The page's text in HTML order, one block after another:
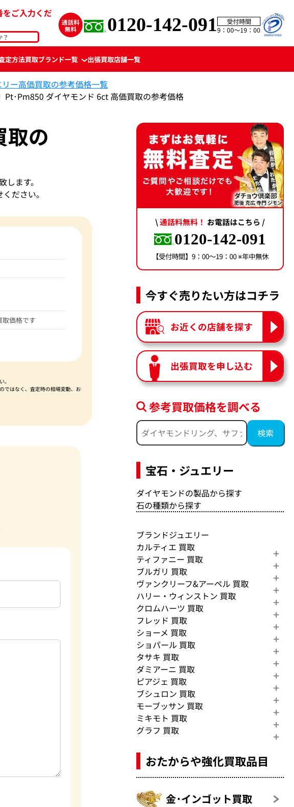
をご入力くだ
0120-142-091
受付時間
9：00〜19：00
定方法買取ブランド一覧 出張買取店舗一覧
ー高価買取の参考価格一覧
Pt･Pm850 ダイヤモンド 6ct 高価買取の参考価格
の
ます。
ださい。
取価格です
。
ではなく、査定時の相場変動、お
\通話料無料！ お電話はこちら /
0120-142-091
【受付時間】9：00〜19：00 ※年中無休
今すぐ売りたい方はコチラ
お近くの店舗を探す
出張買取を申し込む
参考買取価格を調べる
宝石・ジュエリー
ダイヤモンドの製品から探す
石の種類から探す
ブランドジュエリー
カルティエ 買取
ティファニー 買取
ブルガリ 買取
ヴァンクリーフ&アーペル 買取
ハリー・ウィンストン 買取
クロムハーツ 買取
フレッド 買取
ショーメ 買取
ショパール 買取
タサキ 買取
ダミアーニ 買取
ピアジェ 買取
ブシュロン 買取
モーブッサン 買取
ミキモト 買取
グラフ 買取
おたからや強化買取品目
金･インゴット買取